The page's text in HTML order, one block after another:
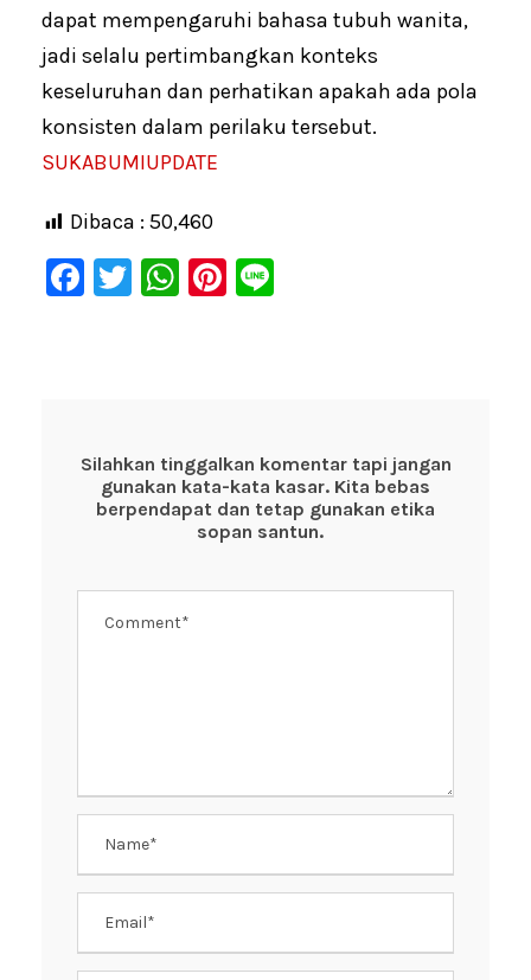
dapat mempengaruhi bahasa tubuh wanita,
jadi selalu pertimbangkan konteks
keseluruhan dan perhatikan apakah ada pola
konsisten dalam perilaku tersebut.
SUKABUMIUPDATE
Dibaca : 50,460
F
o
o
T
W
p
p
Pi
Silahkan tinggalkan komentar tapi jangan
gunakan kata-kata kasar. Kita bebas
berpendapat dan tetap gunakan etika
sopan santun.